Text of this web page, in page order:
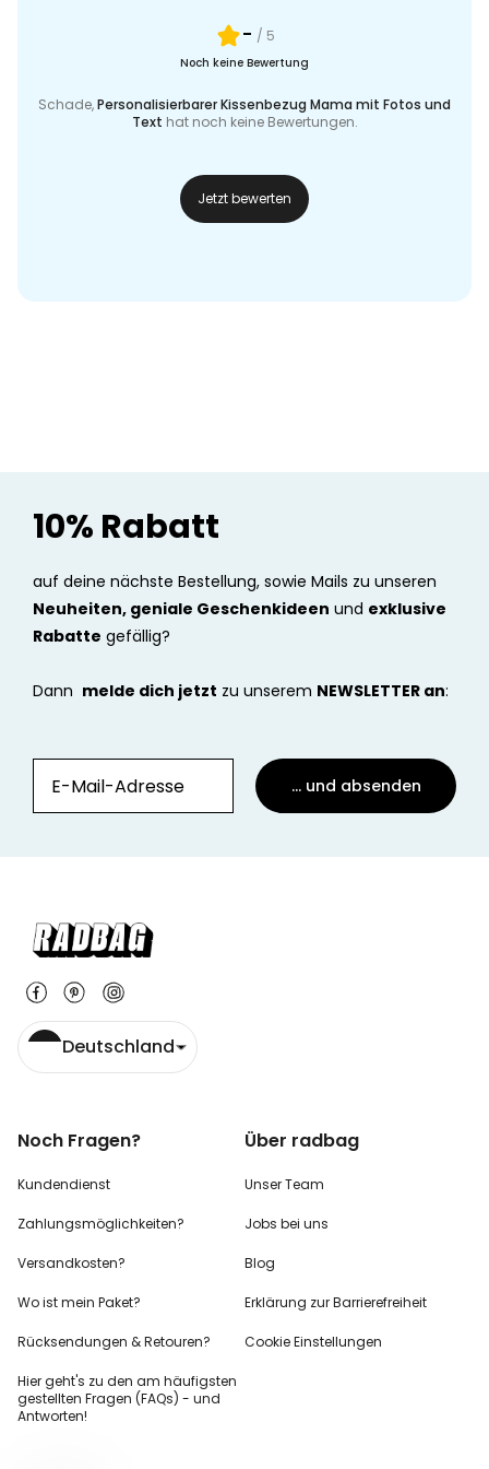
- / 5
Noch keine Bewertung
Schade,Personalisierbarer Kissenbezug Mama mit Fotos und
Text hat noch keine Bewertungen.
Jetzt bewerten
10% Rabatt
auf deine nächste Bestellung, sowie Mails zu unseren
Neuheiten, geniale Geschenkideen und exklusive
Rabatte gefällig?
Dann melde dich jetzt zu unserem NEWSLETTER an:
... und absenden
Deutschland
Noch Fragen?
Kundendienst
Zahlungsmöglichkeiten?
Versandkosten?
Wo ist mein Paket?
Rücksendungen & Retouren?
Hier geht's zu den am häufigsten
gestellten Fragen (FAQs) - und
Antworten!
Über radbag
Unser Team
Jobs bei uns
Blog
Erklärung zur Barrierefreiheit
Cookie Einstellungen